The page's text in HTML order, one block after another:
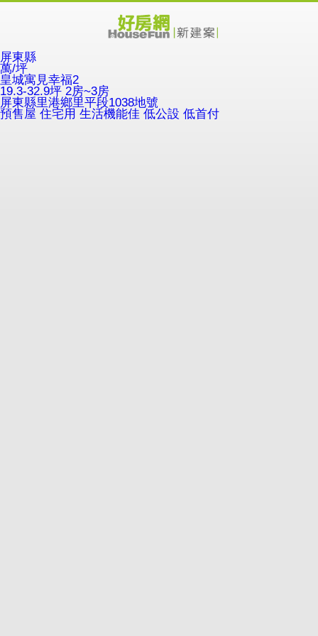
屏東縣
萬/坪
皇城寓見幸福2
19.3-32.9坪 2房~3房
屏東縣里港鄉里平段1038地號
預售屋 住宅用 生活機能佳 低公設 低首付